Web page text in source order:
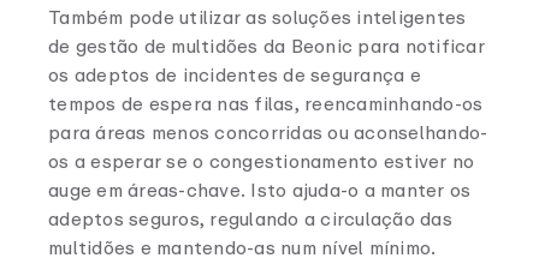
Também pode utilizar as soluções inteligentes
de gestão de multidões da Beonic para notificar
os adeptos de incidentes de segurança e
tempos de espera nas filas, reencaminhando-os
para áreas menos concorridas ou aconselhando-
os a esperar se o congestionamento estiver no
auge em áreas-chave. Isto ajuda-o a manter os
adeptos seguros, regulando a circulação das
multidões e mantendo-as num nível mínimo.